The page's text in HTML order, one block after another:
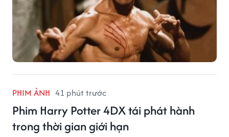
PHIM ẢNH 41 phút trước
Phim Harry Potter 4DX tái phát hành
trong thời gian giới hạn